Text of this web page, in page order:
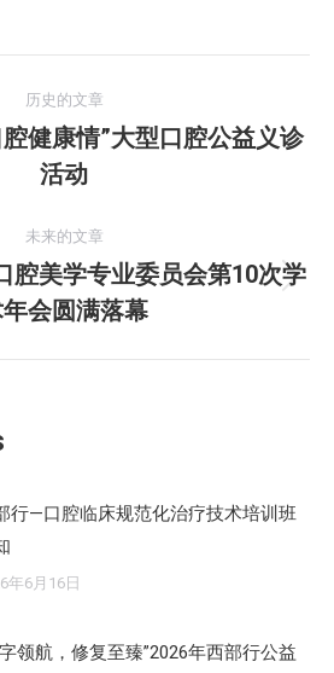
历史的文章
历
史
文
章：
健康情”大型口腔公益义诊
活动
未来的文章
未
来
的
腔美学专业委员会第10次学
会圆满落幕
行—口腔临床规范化治疗技术培训班
年6月16日
领航，修复至臻”2026年西部行公益